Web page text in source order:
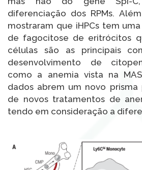
diferenciação dos RPMs.
mostraram que iHPCs tem
de fagocitose de eritrócitos
células são as principais
desenvolvimento de
como a anemia vista na
dados abrem um novo prisma
de novos tratamentos de
tendo em consideração a